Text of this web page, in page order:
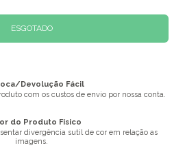
Devolução Fácil
com os custos de envio por nossa conta.
do Produto Físico
divergência sutil de cor em relação as
imagens.